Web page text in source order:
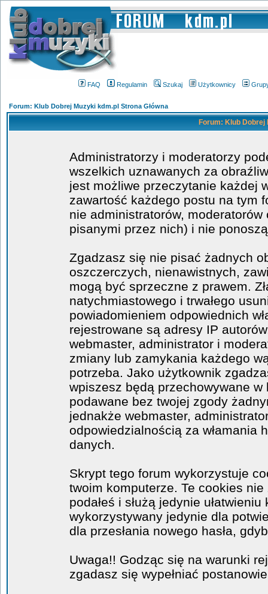
FAQ Regulamin Szukaj Użytkownicy
Forum: Klub Dobrej Muzyki kdm.pl Strona Główna
Forum: Klub
Administratorzy i moderatorzy
wszelkich uznawanych za
jest możliwe przeczytanie każdej
zawartość każdego postu na tym
nie administratorów,
pisanymi przez nich) i nie
Zgadzasz się nie pisać żadnych
oszczerczych, nienawistnych,
mogą być sprzeczne z prawem.
natychmiastowego i trwałego
powiadomieniem odpowiednich
rejestrowane są adresy IP
webmaster, administrator i
zmiany lub zamykania każdego
potrzeba. Jako użytkownik
wpiszesz będą przechowywane
podawane bez twojej zgody
jednakże webmaster,
odpowiedzialnością za włamania
danych.
Skrypt tego forum wykorzystuje
twoim komputerze. Te cookies
podałeś i służą jedynie
wykorzystywany jedynie dla
dla przesłania nowego hasła,
Uwaga!! Godząc się na warunki
zgadasz się wypełniać